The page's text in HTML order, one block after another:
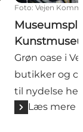
Foto: Vejen
Grøn oase i
butikker og
til nydelse
Læs mere